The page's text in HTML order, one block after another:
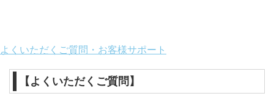
よくいただくご質問・お客様サポート
【よくいただくご質問】